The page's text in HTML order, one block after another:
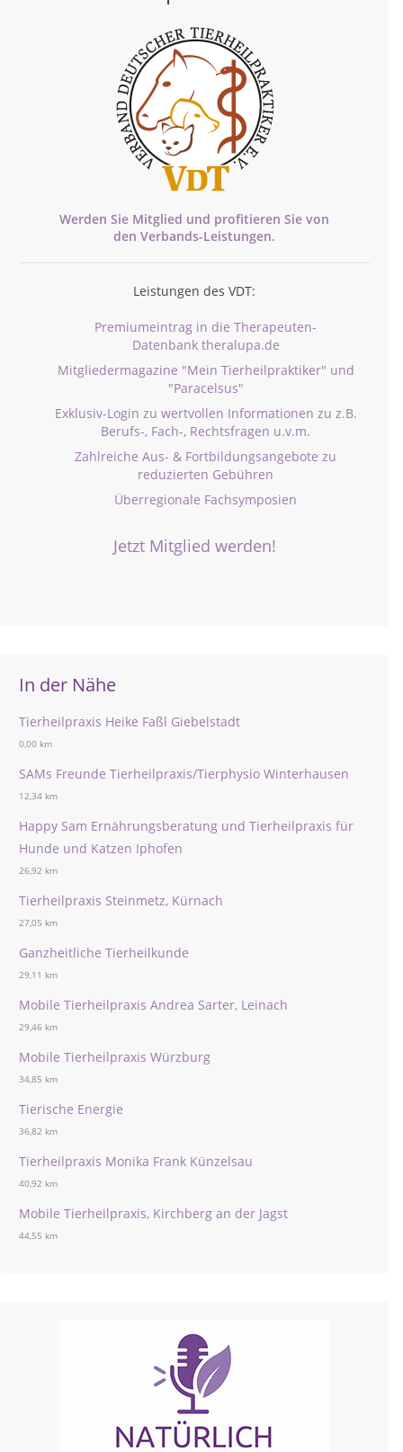
Werden Sie Mitglied und profitieren Sie von
den Verbands-Leistungen.
Leistungen des VDT:
Premiumeintrag in die Therapeuten-
Datenbank theralupa.de
Mitgliedermagazine "Mein Tierheilpraktiker" und
"Paracelsus"
Exklusiv-Login zu wertvollen Informationen zu z.B.
Berufs-, Fach-, Rechtsfragen u.v.m.
Zahlreiche Aus- & Fortbildungsangebote zu
reduzierten Gebühren
Überregionale Fachsymposien
Jetzt Mitglied werden!
In der Nähe
Tierheilpraxis Heike Faßl Giebelstadt
0,00 km
SAMs Freunde Tierheilpraxis/Tierphysio Winterhausen
12,34 km
Happy Sam Ernährungsberatung und Tierheilpraxis für
Hunde und Katzen Iphofen
26,92 km
Tierheilpraxis Steinmetz, Kürnach
27,05 km
Ganzheitliche Tierheilkunde
29,11 km
Mobile Tierheilpraxis Andrea Sarter, Leinach
29,46 km
Mobile Tierheilpraxis Würzburg
34,85 km
Tierische Energie
36,82 km
Tierheilpraxis Monika Frank Künzelsau
40,92 km
Mobile Tierheilpraxis, Kirchberg an der Jagst
44,55 km